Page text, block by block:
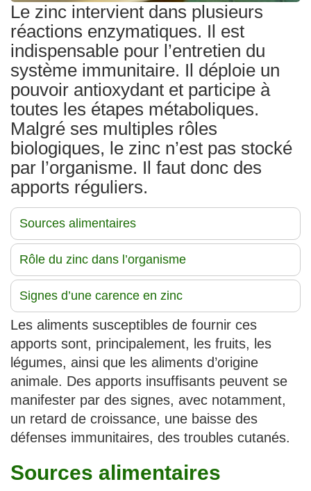
Le zinc intervient dans plusieurs
réactions enzymatiques. Il est
indispensable pour l’entretien du
système immunitaire. Il déploie un
pouvoir antioxydant et participe à
toutes les étapes métaboliques.
Malgré ses multiples rôles
biologiques, le zinc n’est pas stocké
par l’organisme. Il faut donc des
apports réguliers.
Sources alimentaires
Rôle du zinc dans l’organisme
Signes d’une carence en zinc
Les aliments susceptibles de fournir ces
apports sont, principalement, les fruits, les
légumes, ainsi que les aliments d’origine
animale. Des apports insuffisants peuvent se
manifester par des signes, avec notamment,
un retard de croissance, une baisse des
défenses immunitaires, des troubles cutanés.
Sources alimentaires